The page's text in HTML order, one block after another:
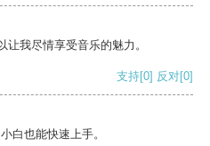
我尽情享受音乐的魅力。
支持[0] 反对[0]
白也能快速上手。